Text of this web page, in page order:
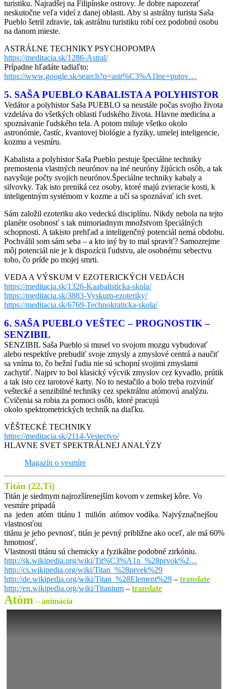
turistiku. Najradšej na Filipínske ostrovy. Je dobre napozerať
neskutočne veľa videí z danej oblasti. Aby si astrálny turista Saša
Pueblo šetril zdravie, tak astrálnu turistiku robí cez podobnú osobu
na danom mieste.
ASTRÁLNE TECHNIKY PSYCHOPOMPA
https://meditacia.sk/1286-Astral/
Prípadne hľadáte tadiaľto:
https://www.google.sk/search?q=astr%C3%A1lne+putov…
5. SAŠA PUEBLO KABALISTA A POLYHISTOR
Vedátor a polyhistor Saša PUEBLO sa neustále počas svojho života
vzdeláva do všetkých oblasti ľudského života. Hlavne medicína a
spoznávanie ľudského tela. A potom miluje všetko okolo
astronómie, častíc, kvantovej biológie a fyziky, umelej inteligencie,
kozmu a vesmíru.
Kabalista a polyhistor Saša Pueblo pestuje špeciálne techniky
premostenia vlastných neurónov na iné neuróny žijúcich osôb, a tak
navyšuje počty svojich neurónov.Špeciálne techniky kabaly a
silvovky. Tak isto preniká cez osoby, ktoré majú zvieracie kosti, k
inteligentným systémom v kozme a učí sa spoznávať ich svet.
Sám založil ezoteriku ako vedeckú disciplínu. Nikdy nebola na tejto
planéte osobnosť s tak mimoriadnym množstvom špeciálných
schopnosti. A takisto prehľad a inteligenčný potenciál nemá obdobu.
Pochválil som sám seba – a kto iný by to mal spraviť? Samozrejme
môj potenciál nie je k dispozícii ľudstvu, ale osobnému sebectvu
toho, čo príde po mojej smrti.
VEDA A VÝSKUM V EZOTERICKÝCH VEDÁCH
https://meditacia.sk/1326-Kaabalisticka-skola/
https://meditacia.sk/3883-Vyskum-ezoteriky/
https://meditacia.sk/6769-Technokraticka-skola/
6. SAŠA PUEBLO VEŠTEC – PROGNOSTIK –
SENZIBIL
SENZIBIL Saša Pueblo si musel vo svojom mozgu vybudovať
alebo respektíve prebudiť svoje zmysly a zmyslové centrá a naučiť
sa vníma to, čo bežní ľudia nie sú schopní svojimi zmyslami
zachytiť. Najprv to bol klasický výcvik zmyslov cez kyvadlo, prútik
a tak isto cez tarotové karty. No to nestačilo a bolo treba rozvinúť
veštecké a senzibilné techniky cez spektrálnu atómovú analýzu.
Cvičenia sa robia za pomoci osôb, ktoré pracujú
okolo spektrometrických techník na diaľku.
VĚŠTECKÉ TECHNIKY
https://meditacia.sk/2114-Vestectvo/
HLAVNE SVET SPEKTRÁLNEJ ANALÝZY
Magazín o vesmíre
Titán (22,Ti)
Titán je siedmym najrozšírenejším kovom v zemskej kôre. Vo
vesmíre pripadá
na jeden atóm titánu 1 milión atómov vodíka. Najvýznačnejšou
vlastnosťou
titánu je jeho pevnosť, titán je pevný približne ako oceľ, ale má 60%
hmotnosť.
Vlastnosti titánu sú chemicky a fyzikálne podobné zirkóniu.
http://sk.wikipedia.org/wiki/Tit%C3%A1n_%28prvok%2…
http://cs.wikipedia.org/wiki/Titan_%28prvek%29
http://de.wikipedia.org/wiki/Titan_%28Element%29 – translate
http://en.wikipedia.org/wiki/Titanium – translate
Atóm – animácia